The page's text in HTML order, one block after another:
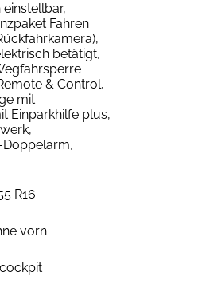
Fahren
betätigt,
& Control,
mit
Einparkhilfe plus,
Doppelarm,
R16
vorn